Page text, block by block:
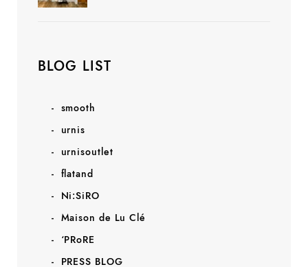
BLOG LIST
smooth
urnis
urnisoutlet
flatand
Ni:SiRO
Maison de Lu Clé
‘PRoRE
PRESS BLOG